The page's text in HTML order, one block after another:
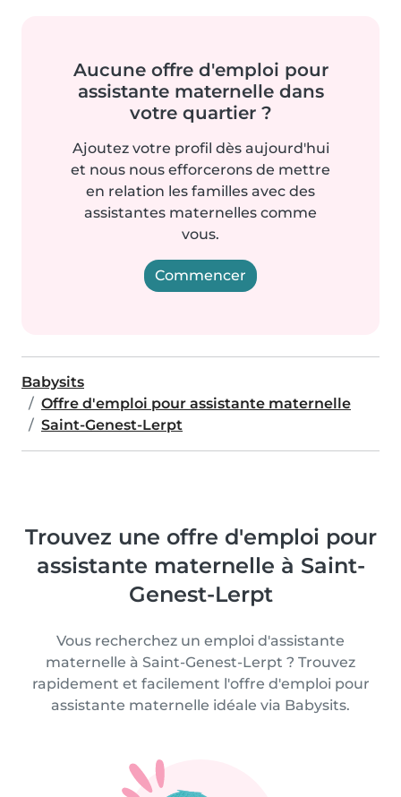
Aucune offre d'emploi pour
assistante maternelle dans
votre quartier ?
Ajoutez votre profil dès aujourd'hui
et nous nous efforcerons de mettre
en relation les familles avec des
assistantes maternelles comme
vous.
Commencer
Babysits
Offre d'emploi pour assistante maternelle
Saint-Genest-Lerpt
Trouvez une offre d'emploi pour
assistante maternelle à Saint-
Genest-Lerpt
Vous recherchez un emploi d'assistante
maternelle à Saint-Genest-Lerpt ? Trouvez
rapidement et facilement l'offre d'emploi pour
assistante maternelle idéale via Babysits.